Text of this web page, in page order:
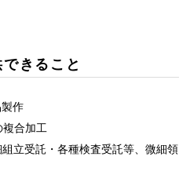
できること
作
複合加工
立受託・各種検査受託等、微細領